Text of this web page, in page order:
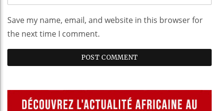
Save my name, email, and website in this browser for
the next time I comment.